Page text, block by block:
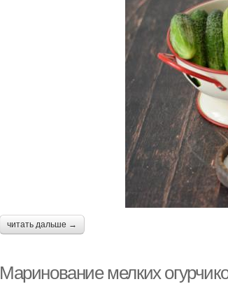
читать дальше →
Маринование мелких